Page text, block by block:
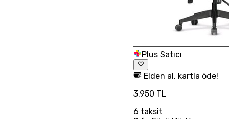
Plus Satıcı
Elden al, kartla öde!
3.950 TL
6 taksit